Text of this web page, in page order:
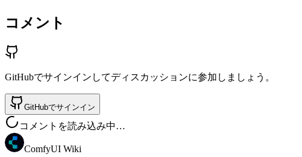
コメント
GitHubでサインインしてディスカッションに参加しましょう。
GitHubでサインイン
コメントを読み込み中…
ComfyUI Wiki